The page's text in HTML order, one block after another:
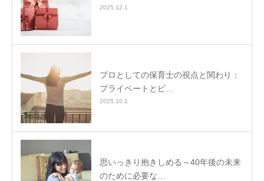
2025.12.1
プロとしての保育士の視点と関わり：
プライベートとビ…
2025.10.1
思いっきり抱きしめる～40年後の未来
のために必要な…